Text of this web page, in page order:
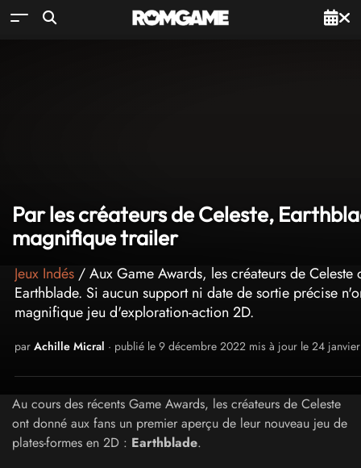
Par les créateurs de Celeste,
magnifique trailer
Jeux Indés / Aux Game Awards, les créateurs de
Earthblade. Si aucun support ni date de sortie précise
magnifique jeu d'exploration-action 2D.
par Achille Micral · publié le 9 décembre 2022 mis à jour le 24
Au cours des récents Game Awards, les créateurs de Celeste
ont donné aux fans un premier aperçu de leur nouveau jeu de
plates-formes en 2D : Earthblade.